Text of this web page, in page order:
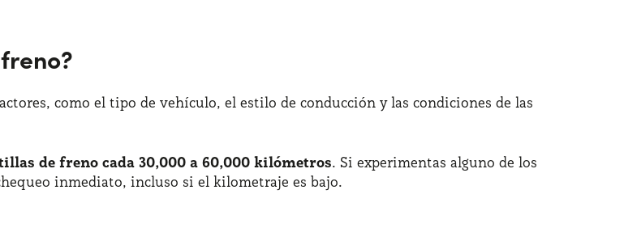
como el tipo de vehículo, el estilo de conducción y las condiciones de las
de freno cada 30,000 a 60,000 kilómetros. Si experimentas alguno de los
inmediato, incluso si el kilometraje es bajo.